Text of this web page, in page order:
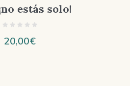
estás solo!
20,00€